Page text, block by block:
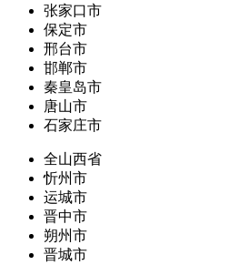
张家口市
保定市
邢台市
邯郸市
秦皇岛市
唐山市
石家庄市
全山西省
忻州市
运城市
晋中市
朔州市
晋城市